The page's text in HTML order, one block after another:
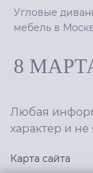
Угловые
мебель в
8
Любая
характер и
Карта сайта